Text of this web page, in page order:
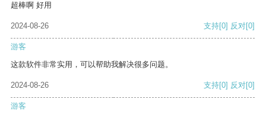
超棒啊 好用
2024-08-26 支持[0] 反对[0]
游客
这款软件非常实用，可以帮助我解决很多问题。
2024-08-26 支持[0] 反对[0]
游客